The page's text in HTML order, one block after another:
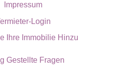
Impressum
Login
Ihre Immobilie Hinzu
Gestellte Fragen